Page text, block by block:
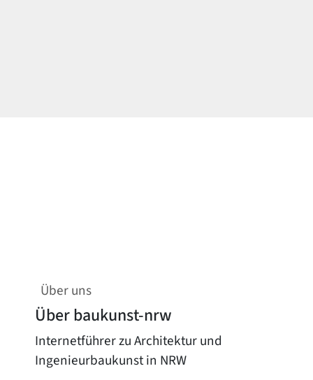
Über uns
Über baukunst-nrw
Internetführer zu Architektur und
Ingenieurbaukunst in NRW